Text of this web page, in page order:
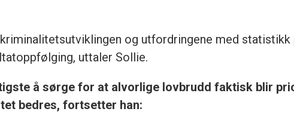
og utfordringene med
uttaler Sollie.
å sørge for at alvorlige lovbrudd faktisk blir
bedres, fortsetter han: